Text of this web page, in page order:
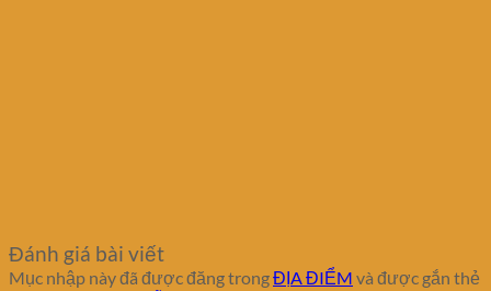
Đánh giá bài viết
Mục nhập này đã được đăng trongĐỊA ĐIỂM và được gắn thẻ